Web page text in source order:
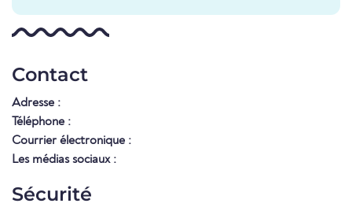
Contact
Adresse :
Téléphone :
Courrier électronique :
Les médias sociaux :
Sécurité